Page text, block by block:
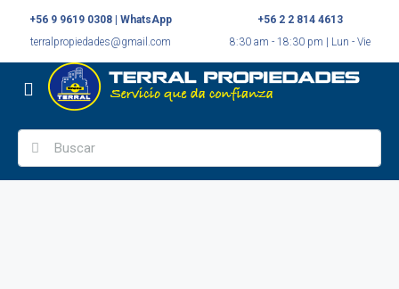
+56 9 9619 0308 | WhatsApp
terralpropiedades@gmail.com
+56 2 2 814 4613
8:30 am - 18:30 pm | Lun - Vie